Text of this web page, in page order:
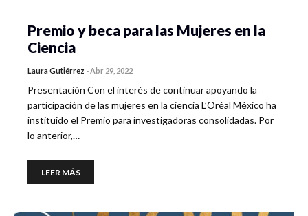
Premio y beca para las Mujeres en la
Ciencia
Laura Gutiérrez -Abr 29, 2022
Presentación Con el interés de continuar apoyando la
participación de las mujeres en la ciencia L’Oréal México ha
instituido el Premio para investigadoras consolidadas. Por
lo anterior,…
LEER MÁS